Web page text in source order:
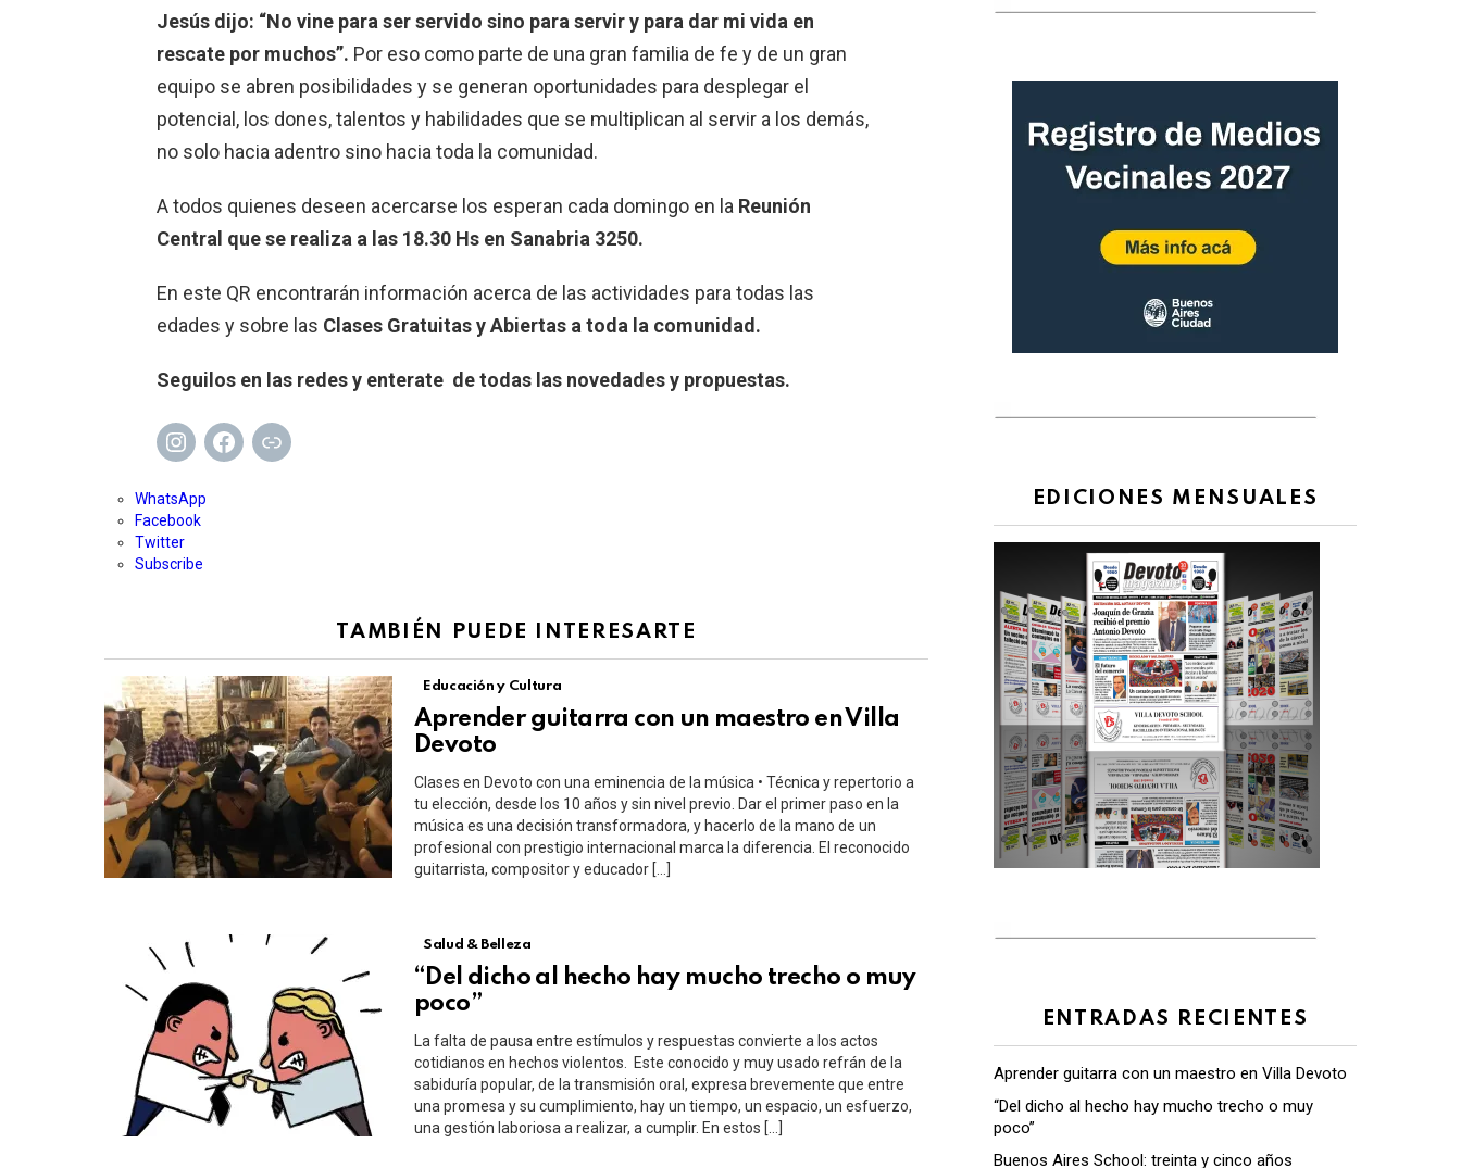
Jesús dijo: “No vine para ser servido sino para servir y para dar mi vida en
rescate por muchos”. Por eso como parte de una gran familia de fe y de un gran
equipo se abren posibilidades y se generan oportunidades para desplegar el
potencial, los dones, talentos y habilidades que se multiplican al servir a los demás,
no solo hacia adentro sino hacia toda la comunidad.
A todos quienes deseen acercarse los esperan cada domingo en la Reunión
Central que se realiza a las 18.30 Hs en Sanabria 3250.
En este QR encontrarán información acerca de las actividades para todas las
edades y sobre las Clases Gratuitas y Abiertas a toda la comunidad.
Seguilos en las redes y enterate de todas las novedades y propuestas.
Instagram Facebook Enlace
WhatsApp
Facebook
Twitter
Subscribe
TAMBIÉN PUEDE INTERESARTE
Educación y Cultura
Aprender guitarra con un maestro en Villa
Devoto
Clases en Devoto con una eminencia de la música • Técnica y repertorio a
tu elección, desde los 10 años y sin nivel previo. Dar el primer paso en la
música es una decisión transformadora, y hacerlo de la mano de un
profesional con prestigio internacional marca la diferencia. El reconocido
guitarrista, compositor y educador […]
Salud & Belleza
“Del dicho al hecho hay mucho trecho o muy
poco”
La falta de pausa entre estímulos y respuestas convierte a los actos
cotidianos en hechos violentos. Este conocido y muy usado refrán de la
sabiduría popular, de la transmisión oral, expresa brevemente que entre
una promesa y su cumplimiento, hay un tiempo, un espacio, un esfuerzo,
una gestión laboriosa a realizar, a cumplir. En estos […]
EDICIONES MENSUALES
ENTRADAS RECIENTES
Aprender guitarra con un maestro en Villa Devoto
“Del dicho al hecho hay mucho trecho o muy
poco”
Buenos Aires School: treinta y cinco años